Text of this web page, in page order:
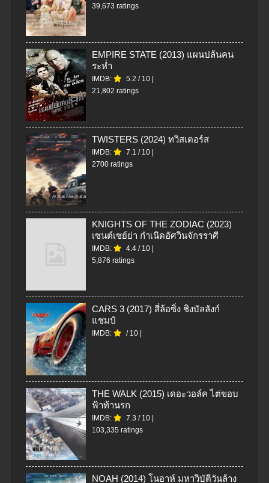
39,673 ratings
EMPIRE STATE (2013) แผนปล้นคน
ระห่ำ
IMDB: 5.2 / 10
21,802 ratings
TWISTERS (2024) ทวิสเตอร์ส
IMDB: 7.1 / 10
2700 ratings
KNIGHTS OF THE ZODIAC (2023)
เซนต์เซย์ย่า กำเนิดอัศวินจักรราศี
IMDB: 4.4 / 10
5,876 ratings
CARS 3 (2017) สี่ล้อซิ่ง ชิงบัลลังก์
แชมป์
IMDB: / 10
THE WALK (2015) เดอะวอล์ค ไต่ขอบ
ฟ้าท้านรก
IMDB: 7.3 / 10
103,335 ratings
NOAH (2014) โนอาห์ มหาวิบัติวันล้าง